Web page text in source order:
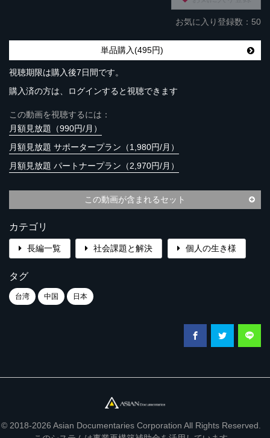
お気に入り登録数：50
単品購入(495円)
視聴期限は購入後7日間です。
購入済の方は、ログインすると視聴できます
この動画を視聴するには：
月額見放題（990円/月）
月額見放題 サポータープラン（1,980円/月）
月額見放題 パートナープラン（2,970円/月）
この動画が含まれるセット
カテゴリ
長編一覧 社会課題と解決 個人の生き様
タグ
台湾 中国 日本
© 2018-2026 Asian Documentaries Corporation All Rights Reserved.